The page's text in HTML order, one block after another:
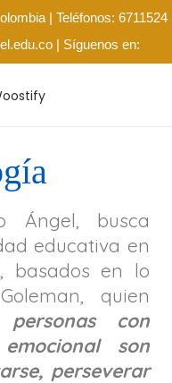
| Teléfonos: 6711524
| Síguenos en:
Ángel, busca
educativa en
basados en lo
quien
con
son
perseverar